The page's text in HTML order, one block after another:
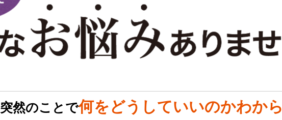
突然のことで何をどうしていいのかわか